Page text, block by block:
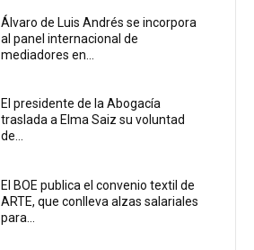
Álvaro de Luis Andrés se incorpora
al panel internacional de
mediadores en...
El presidente de la Abogacía
traslada a Elma Saiz su voluntad
de...
El BOE publica el convenio textil de
ARTE, que conlleva alzas salariales
para...